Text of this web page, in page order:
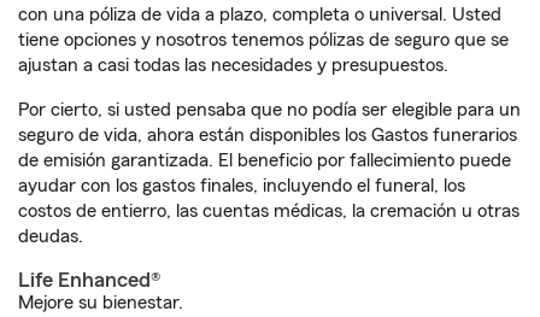
con una póliza de vida a plazo, completa o universal. Usted
tiene opciones y nosotros tenemos pólizas de seguro que se
ajustan a casi todas las necesidades y presupuestos.
Por cierto, si usted pensaba que no podía ser elegible para un
seguro de vida, ahora están disponibles los Gastos funerarios
de emisión garantizada. El beneficio por fallecimiento puede
ayudar con los gastos finales, incluyendo el funeral, los
costos de entierro, las cuentas médicas, la cremación u otras
deudas.
Life Enhanced®
Mejore su bienestar.